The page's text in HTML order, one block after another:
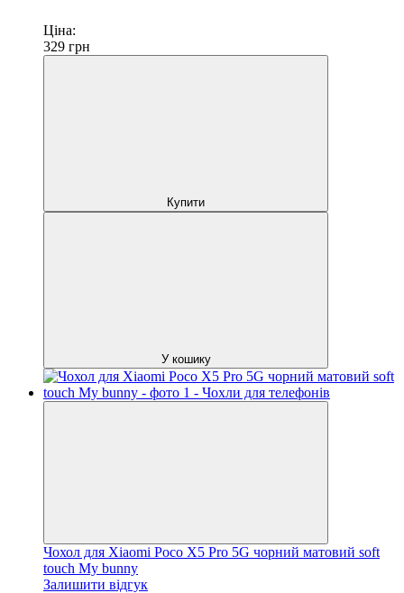
Ціна:
329 грн
Купити
У кошику
Чохол для Xiaomi Poco X5 Pro 5G чорний матовий soft
touch My bunny
Залишити відгук